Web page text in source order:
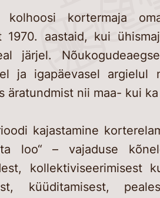
kolhoosi kortermaja
1970. aastaid, kui
järjel.
ja igapäevasel argielul
äratundmist nii maa- kui
kajastamine
loo“ – vajaduse
kollektiviseerimisest
küüditamisest,